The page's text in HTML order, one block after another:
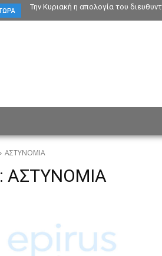
Την Κυριακή η απολογία του
ΑΣΤΥΝΟΜΙΑ
ΑΣΤΥΝΟΜΙΑ